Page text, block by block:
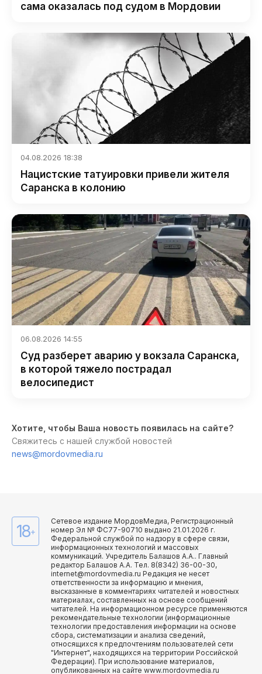
сама оказалась под судом в Мордовии
04.08.2026 18:38
Нацистские татуировки привели жителя
Саранска в колонию
06.08.2026 14:55
Суд разберет аварию у вокзала Саранска,
в которой тяжело пострадал
велосипедист
Хотите, чтобы Ваша новость появилась на сайте?
Свяжитесь с нашей службой новостей
news@mordovmedia.ru
18+
Сетевое издание МордовМедиа, Регистрационный
номер Эл № ФС77-90710 выдано 21.01.2026 г.
Федеральной службой по надзору в сфере связи,
информационных технологий и массовых
коммуникаций. Учредитель Балашов А.А.. Главный
редактор Балашов А.А. Тел. 8(8342) 36-00-30,
internet@mordovmedia.ru Редакция не несет
ответственности за информацию и мнения,
высказанные в комментариях читателей и новостных
материалах, составленных на основе сообщений
читателей. На информационном ресурсе применяются
рекомендательные технологии (информационные
технологии предоставления информации на основе
сбора, систематизации и анализа сведений,
относящихся к предпочтениям пользователей сети
"Интернет", находящихся на территории Российской
Федерации). При использование материалов,
опубликованных на сайте www.mordovmedia.ru